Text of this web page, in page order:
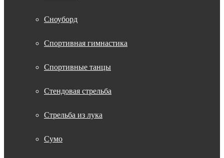
Сноуборд
Спортивная гимнастика
Спортивные танцы
Стендовая стрельба
Стрельба из лука
Сумо